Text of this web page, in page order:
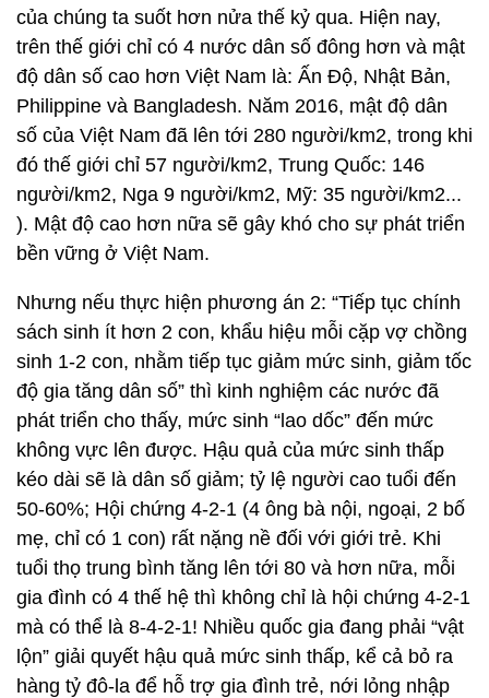
của chúng ta suốt hơn nửa thế kỷ qua. Hiện nay,
trên thế giới chỉ có 4 nước dân số đông hơn và mật
độ dân số cao hơn Việt Nam là: Ấn Độ, Nhật Bản,
Philippine và Bangladesh. Năm 2016, mật độ dân
số của Việt Nam đã lên tới 280 người/km2, trong khi
đó thế giới chỉ 57 người/km2, Trung Quốc: 146
người/km2, Nga 9 người/km2, Mỹ: 35 người/km2...
). Mật độ cao hơn nữa sẽ gây khó cho sự phát triển
bền vững ở Việt Nam.
Nhưng nếu thực hiện phương án 2: “Tiếp tục chính
sách sinh ít hơn 2 con, khẩu hiệu mỗi cặp vợ chồng
sinh 1-2 con, nhằm tiếp tục giảm mức sinh, giảm tốc
độ gia tăng dân số” thì kinh nghiệm các nước đã
phát triển cho thấy, mức sinh “lao dốc” đến mức
không vực lên được. Hậu quả của mức sinh thấp
kéo dài sẽ là dân số giảm; tỷ lệ người cao tuổi đến
50-60%; Hội chứng 4-2-1 (4 ông bà nội, ngoại, 2 bố
mẹ, chỉ có 1 con) rất nặng nề đối với giới trẻ. Khi
tuổi thọ trung bình tăng lên tới 80 và hơn nữa, mỗi
gia đình có 4 thế hệ thì không chỉ là hội chứng 4-2-1
mà có thể là 8-4-2-1! Nhiều quốc gia đang phải “vật
lộn” giải quyết hậu quả mức sinh thấp, kể cả bỏ ra
hàng tỷ đô-la để hỗ trợ gia đình trẻ, nới lỏng nhập